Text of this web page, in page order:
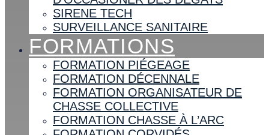
SIRENE TECH
SURVEILLANCE SANITAIRE
FORMATIONS
FORMATION PIÉGEAGE
FORMATION DÉCENNALE
FORMATION ORGANISATEUR DE
CHASSE COLLECTIVE
FORMATION CHASSE À L’ARC